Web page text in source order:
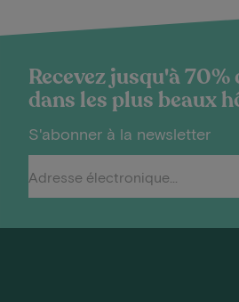
Recevez jusqu'à
dans les plus beaux
S'abonner à la newsletter